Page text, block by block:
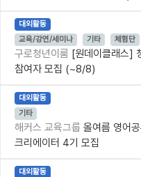
대외활동
교육/강연/세미나
기타 체험단
구로청년이룸 [원데이클래스]
참여자 모집 (~8/8)
대외활동
기타
해커스 교육그룹 올여름 영어
크리에이터 4기 모집
대외활동